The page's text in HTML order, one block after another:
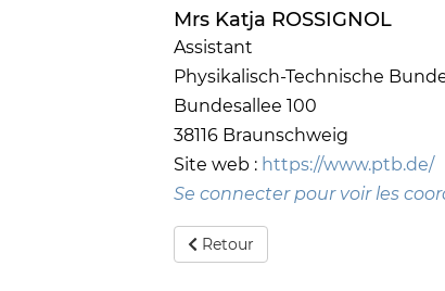
Mrs Katja ROSSIGNOL
Assistant
Physikalisch-Technische
Bundesallee 100
38116 Braunschweig
Site web : https://www.ptb.de/
Se connecter pour voir les
Retour